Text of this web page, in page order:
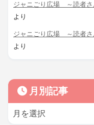
ジャニごり広場 ～読者さ
より
ジャニごり広場 ～読者さ
より
月別記事